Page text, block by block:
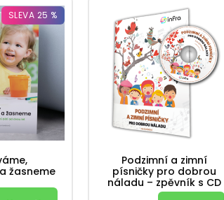
SLEVA 25 %
žasneme
Podzimní a zimní
písničky pro dobrou
náladu – zpěvník s CD